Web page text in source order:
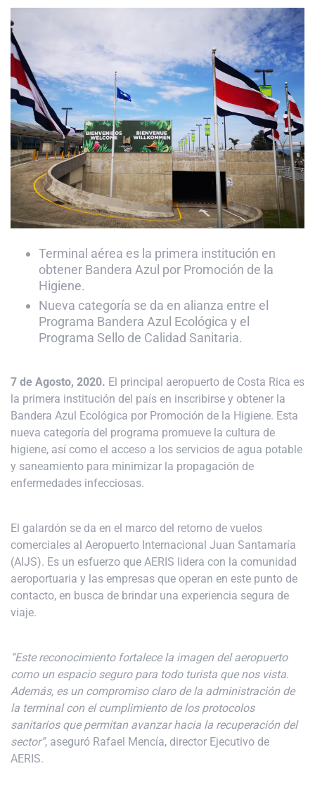
Terminal aérea es la primera institución en
obtener Bandera Azul por Promoción de la
Higiene.
Nueva categoría se da en alianza entre el
Programa Bandera Azul Ecológica y el
Programa Sello de Calidad Sanitaria.
7 de Agosto, 2020. El principal aeropuerto de Costa Rica es
la primera institución del país en inscribirse y obtener la
Bandera Azul Ecológica por Promoción de la Higiene. Esta
nueva categoría del programa promueve la cultura de
higiene, así como el acceso a los servicios de agua potable
y saneamiento para minimizar la propagación de
enfermedades infecciosas.
El galardón se da en el marco del retorno de vuelos
comerciales al Aeropuerto Internacional Juan Santamaría
(AIJS). Es un esfuerzo que AERIS lidera con la comunidad
aeroportuaria y las empresas que operan en este punto de
contacto, en busca de brindar una experiencia segura de
viaje.
“Este reconocimiento fortalece la imagen del aeropuerto
como un espacio seguro para todo turista que nos vista.
Además, es un compromiso claro de la administración de
la terminal con el cumplimiento de los protocolos
sanitarios que permitan avanzar hacia la recuperación del
sector”, aseguró Rafael Mencía, director Ejecutivo de
AERIS.